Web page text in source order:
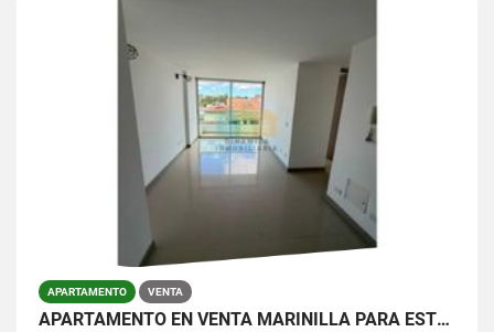
APARTAMENTO VENTA
APARTAMENTO EN VENTA MARINILLA PARA ESTRENAR